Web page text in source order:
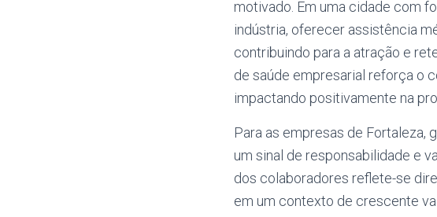
motivado. Em uma cidade com
indústria, oferecer assistência
contribuindo para a atração e
de saúde empresarial reforça o
impactando positivamente na
Para as empresas de Fortaleza,
um sinal de responsabilidade e
dos colaboradores reflete-se
em um contexto de crescente